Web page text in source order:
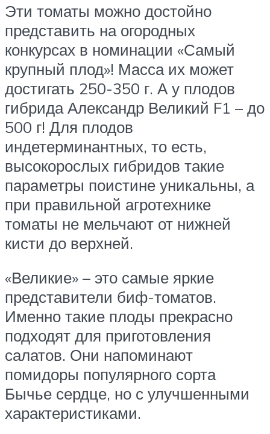
Эти томаты можно достойно
представить на огородных
конкурсах в номинации «Самый
крупный плод»! Масса их может
достигать 250-350 г. А у плодов
гибрида Александр Великий F1 – до
500 г! Для плодов
индетерминантных, то есть,
высокорослых гибридов такие
параметры поистине уникальны, а
при правильной агротехнике
томаты не мельчают от нижней
кисти до верхней.
«Великие» – это самые яркие
представители биф-томатов.
Именно такие плоды прекрасно
подходят для приготовления
салатов. Они напоминают
помидоры популярного сорта
Бычье сердце, но с улучшенными
характеристиками.